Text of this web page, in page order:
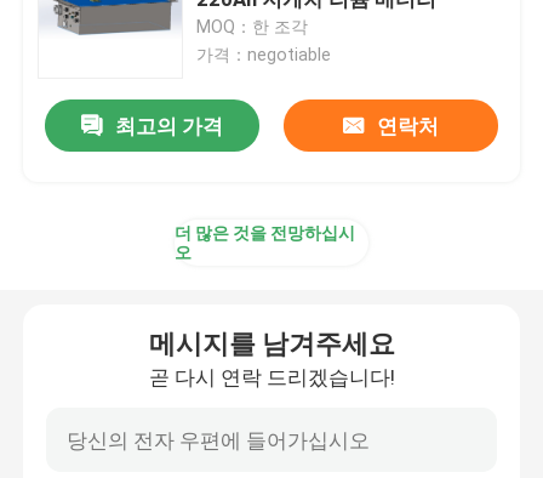
리튬 트랙터 배터리
적재기 배터리
잔디 깎는 기계 리튬 배터리
벽난로 배터리
MOQ：한 조각
가격：negotiable
최고의 가격 연락처
더 많은 것을 전망하십시
오
메시지를 남겨주세요
곧 다시 연락 드리겠습니다!